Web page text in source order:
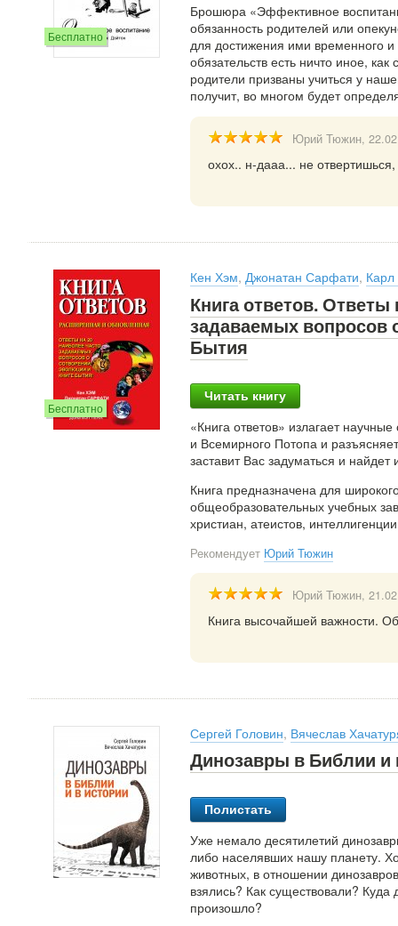
Бесплатно
Брошюра «Эффективное
обязанность родителей или
для достижения ими временного
обязательств есть ничто иное,
родители призваны учиться у
получит, во многом будет
Юрий Тюжин,
охох.. н-дааа... не отвертишься,
Бесплатно
Кен Хэм, Джонатан Сарфати,
Книга ответов.
задаваемых вопросов
Бытия
Читать книгу
«Книга ответов» излагает
и Всемирного Потопа и
заставит Вас задуматься и
Книга предназначена для
общеобразовательных учебных
христиан, атеистов,
Рекомендует Юрий Тюжин
Юрий Тюжин,
Книга высочайшей важности.
Сергей Головин, Вячеслав
Динозавры в Библии и
Полистать
Уже немало десятилетий
либо населявших нашу планету.
животных, в отношении
взялись? Как существовали?
произошло?